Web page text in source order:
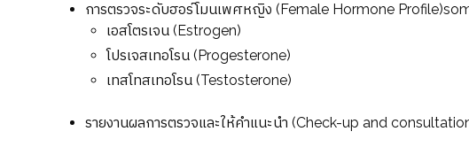
การตรวจระดับฮอร์โมนเพศหญิง (Female Hormone
เอสโตรเจน (Estrogen)
โปรเจสเทอโรน (Progesterone)
เทสโทสเทอโรน (Testosterone)
รายงานผลการตรวจและให้คำแนะนำ (Check-up and